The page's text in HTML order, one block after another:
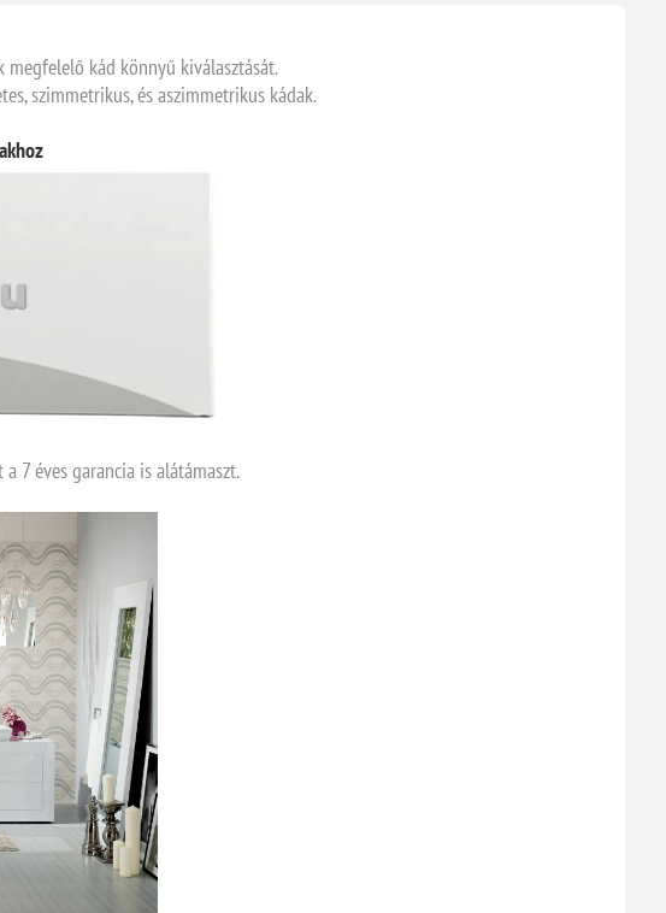
megfelelő kád könnyű kiválasztását.
szimmetrikus, és aszimmetrikus kádak.
7 éves garancia is alátámaszt.